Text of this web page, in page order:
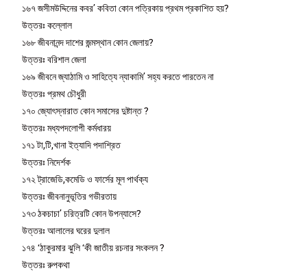
১৬৭ জসীমউদ্দিনের কবর’ কবিতা কোন পত্রিকায় প্রথম প্রকাশিত হয়?
উত্তরঃ কল্লোল
১৬৮ জীবনানন্দ দাশের জন্মস্থান কোন জেলায়?
উত্তরঃ বরিশাল জেলা
১৬৯ জীবনে জ্যাঠামি ও সাহিত্যে ন্যাকামি’ সহ্য করতে পারতেন না
উত্তরঃ প্রমথ চৌধুরী
১৭০ জ্যোৎস্নারাত কোন সমাসের দুষ্টান্ত ?
উত্তরঃ মধ্যপদলোপী কর্মধারয়
১৭১ টা,টি,খানা ইত্যাদি পদাশ্রিত
উত্তরঃ নিদের্শক
১৭২ ট্রাজেডি,কমেডি ও ফার্সের মূল পার্থক্য
উত্তরঃ জীবনানুভূতির গভীরতায়
১৭৩ ঠকচাচা’ চরিত্রটি কোন উপন্যাসে?
উত্তরঃ আলালের ঘরের দুলাল
১৭৪ ‘ঠাকুরমার ঝুলি ‘কী জাতীয় রচনার সংকলন ?
উত্তরঃ রুপকথা